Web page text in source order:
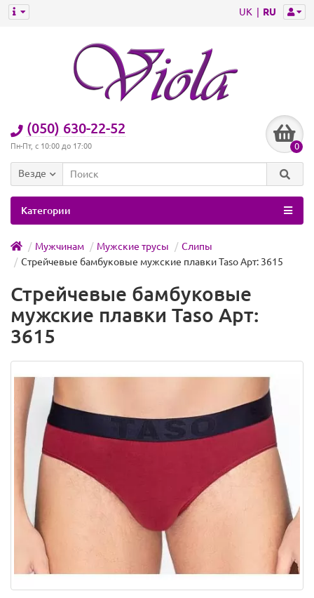
UK RU
(050) 630-22-52
Пн-Пт, с 10:00 до 17:00 0
Везде
Категории
Мужчинам Мужские трусы
Слипы
Стрейчевые бамбуковые мужские плавки Taso Арт: 3615
Стрейчевые бамбуковые
мужские плавки Taso Арт:
3615